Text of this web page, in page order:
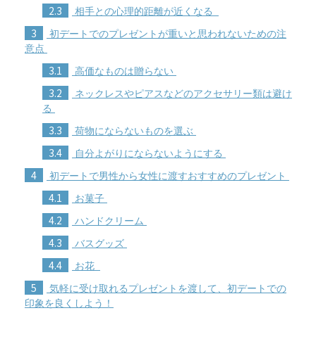
2.3 相手との心理的距離が近くなる
3
初デートでのプレゼントが重いと思われないための注
意点
3.1 高価なものは贈らない
3.2
ネックレスやピアスなどのアクセサリー類は避け
る
3.3 荷物にならないものを選ぶ
3.4 自分よがりにならないようにする
4 初デートで男性から女性に渡すおすすめのプレゼント
4.1 お菓子
4.2 ハンドクリーム
4.3 バスグッズ
4.4 お花
5
気軽に受け取れるプレゼントを渡して、初デートでの
印象を良くしよう！